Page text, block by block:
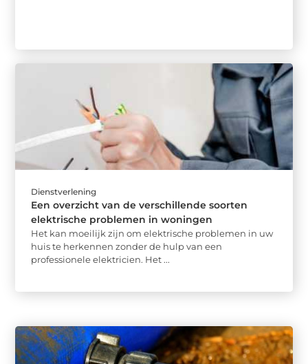
Dienstverlening
Een overzicht van de verschillende soorten
elektrische problemen in woningen
Het kan moeilijk zijn om elektrische problemen in uw
huis te herkennen zonder de hulp van een
professionele elektricien. Het ...